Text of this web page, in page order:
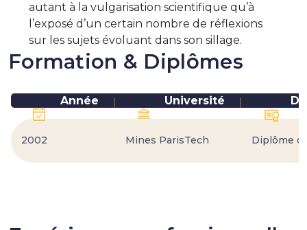
autant à la vulgarisation scientifique qu’à
l’exposé d’un certain nombre de réflexions
sur les sujets évoluant dans son sillage.
Formation & Diplômes
Année Université
2002 Mines ParisTech Diplôme